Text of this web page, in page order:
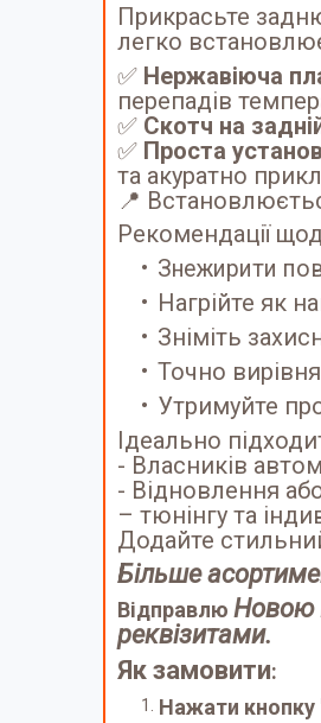
Прикрасьте
легко
✅ Нержавіюча
перепадів
✅ Скотч на
✅ Проста
та акуратно
📍
Рекомендації
Знежирити
Нагрійте як
Зніміть
Точно
Утримуйте
Ідеально
- Власників
- Відновлення
– тюнінгу та
Додайте
Більше
Відправлю Новою
реквізитами.
Як замовити:
Нажати кнопку